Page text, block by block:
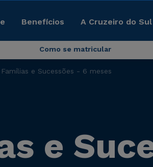
Benefícios A Cruzeiro do
Como se matricular
e Sucessões - 6 meses
e